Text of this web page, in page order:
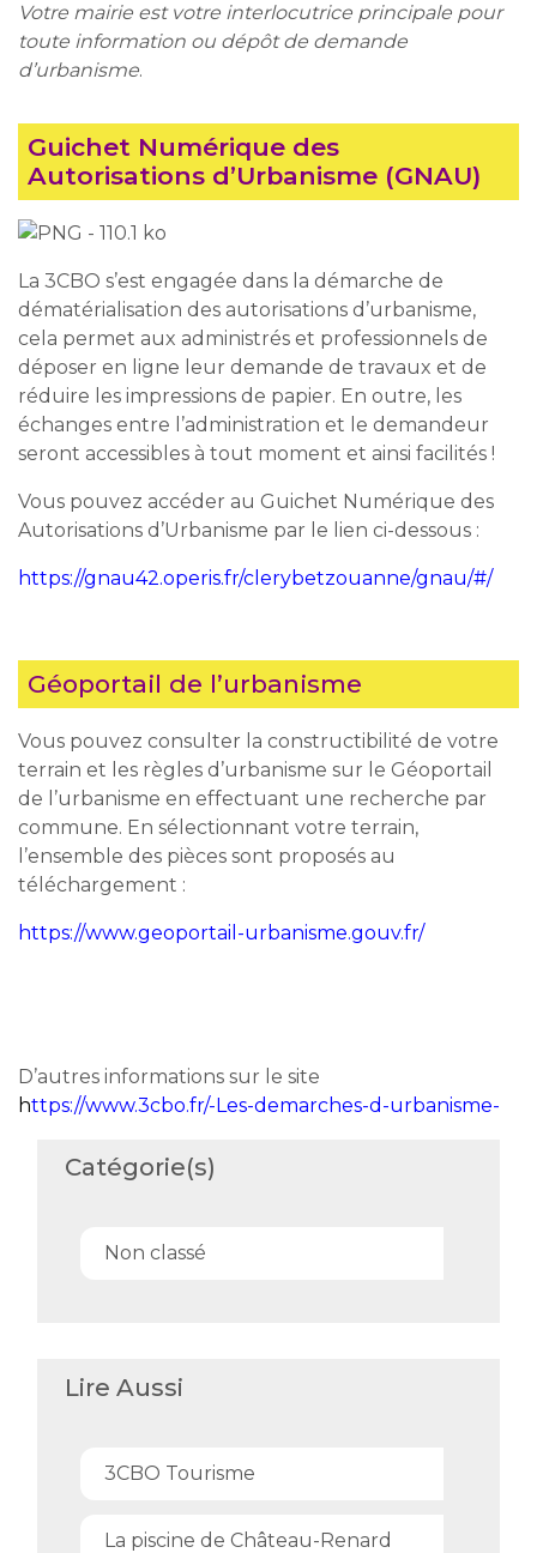
Votre mairie est votre interlocutrice principale pour
toute information ou dépôt de demande
d’urbanisme.
Guichet Numérique des
Autorisations d’Urbanisme (GNAU)
La 3CBO s’est engagée dans la démarche de
dématérialisation des autorisations d’urbanisme,
cela permet aux administrés et professionnels de
déposer en ligne leur demande de travaux et de
réduire les impressions de papier. En outre, les
échanges entre l’administration et le demandeur
seront accessibles à tout moment et ainsi facilités !
Vous pouvez accéder au Guichet Numérique des
Autorisations d’Urbanisme par le lien ci-dessous :
https://gnau42.operis.fr/clerybetzouanne/gnau/#/
Géoportail de l’urbanisme
Vous pouvez consulter la constructibilité de votre
terrain et les règles d’urbanisme sur le Géoportail
de l’urbanisme en effectuant une recherche par
commune. En sélectionnant votre terrain,
l’ensemble des pièces sont proposés au
téléchargement :
https://www.geoportail-urbanisme.gouv.fr/
D’autres informations sur le site
https://www.3cbo.fr/-Les-demarches-d-urbanisme-
Catégorie(s)
Non classé
Lire Aussi
3CBO Tourisme
La piscine de Château-Renard